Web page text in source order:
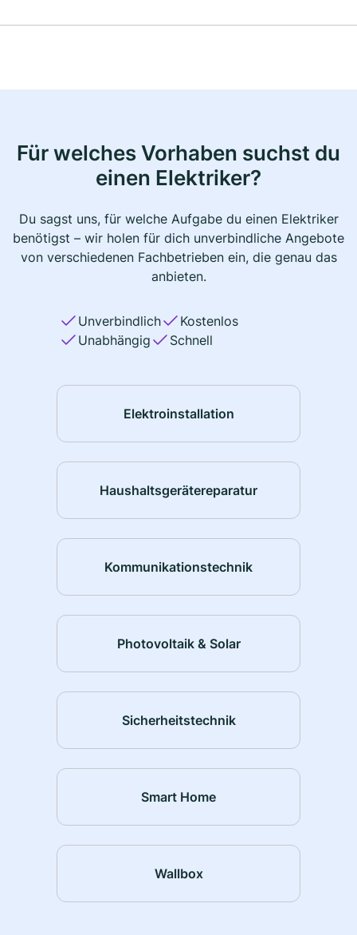
Für welches Vorhaben suchst du
einen Elektriker?
Du sagst uns, für welche Aufgabe du einen Elektriker
benötigst – wir holen für dich unverbindliche Angebote
von verschiedenen Fachbetrieben ein, die genau das
anbieten.
Unverbindlich
Kostenlos
Unabhängig
Schnell
Elektroinstallation
Haushaltsgerätereparatur
Kommunikationstechnik
Photovoltaik & Solar
Sicherheitstechnik
Smart Home
Wallbox